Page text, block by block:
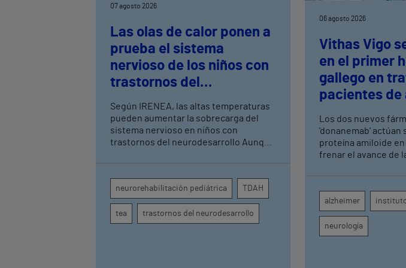
07 agosto 2026
Las olas de calor ponen a
prueba el sistema
nervioso de los niños con
trastornos del
neurodesarrollo, según
expertos en
neurorrehabilitación
pediátrica de Vithas
Según IRENEA, las altas temperaturas
pueden aumentar la sobrecarga del
sistema nervioso en niños con
trastornos del neurodesarrollo Aunque
permite comprender por qué el calor
puede influir en la atención, la
regulación emocional y la conducta
neurorehabilitación pediátrica TDAH
tea trastornos del neurodesarrollo
06 agosto 2026
Vithas Vigo
en el primer
gallego en
pacientes de
en fase leve
antiamiloide
Los dos nuevos
'donanemab' actúan
proteína amiloide
frenar el avance de la
para el exhaustivo
de cada paciente
alzheimer
neurología